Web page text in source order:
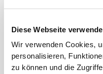
Diese Webseite
Wir verwenden Cookies,
personalisieren,
zu können und die